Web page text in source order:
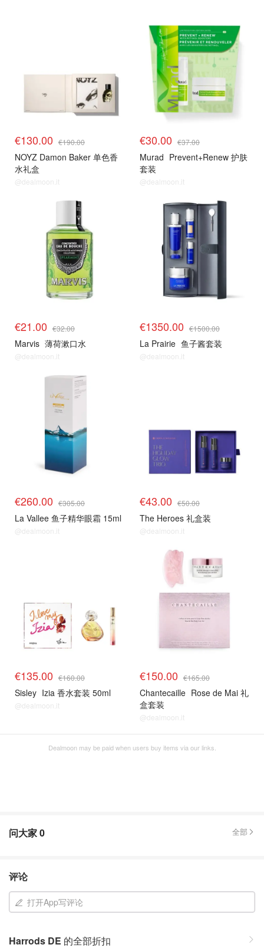
€130.00 €190.00
NOYZ Damon Baker 单色香
水礼盒
@dealmoon.it
€30.00 €37.00
Murad Prevent+Renew 护肤
套装
@dealmoon.it
€21.00 €32.00
Marvis 薄荷漱口水
@dealmoon.it
€1350.00 €1500.00
La Prairie 鱼子酱套装
@dealmoon.it
€260.00 €305.00
La Vallee 鱼子精华眼霜 15ml
@dealmoon.it
€43.00 €50.00
The Heroes 礼盒装
@dealmoon.it
€135.00 €160.00
Sisley Izia 香水套装 50ml
@dealmoon.it
€150.00 €165.00
Chantecaille Rose de Mai 礼
盒套装
@dealmoon.it
Dealmoon may be paid when users buy items via our links.
问大家0 全部
评论
打开App写评论
Harrods DE 的全部折扣